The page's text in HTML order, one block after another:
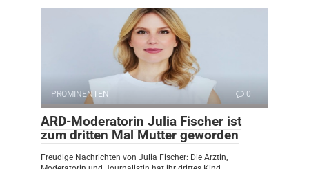
PROMINENTEN 0
ARD-Moderatorin Julia Fischer ist
zum dritten Mal Mutter geworden
Freudige Nachrichten von Julia Fischer: Die Ärztin,